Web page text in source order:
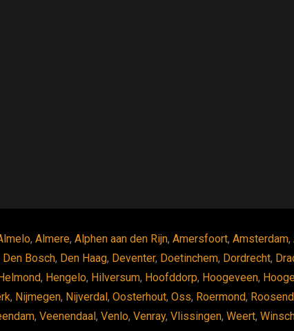
, Almere, Alphen aan den Rijn, Amersfoort, Amsterdam,
Den Bosch, Den Haag, Deventer, Doetinchem, Dordrecht,
Helmond, Hengelo, Hilversum, Hoofddorp, Hoogeveen,
, Nijmegen, Nijverdal , Oosterhout, Oss, Roermond,
, Veenendaal , Venlo, Venray, Vlissingen, Weert,